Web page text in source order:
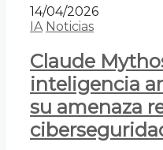
14/04/2026
IA Noticias
Claude
inteligencia
su amenaza